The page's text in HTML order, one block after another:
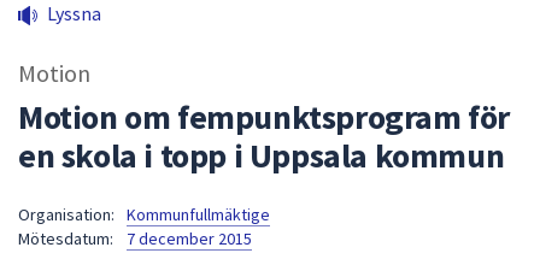
sökfältet
kommer
sökförslag
Lyssna
Motion
Motion om fempunktsprogram för
en skola i topp i Uppsala kommun
Organisation:
Kommunfullmäktige
Mötesdatum:
7 december 2015